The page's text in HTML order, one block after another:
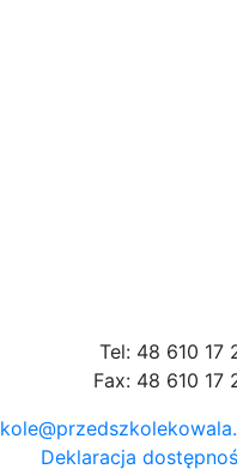
Tel: 48 610 17
Fax: 48 610 17
Deklaracja